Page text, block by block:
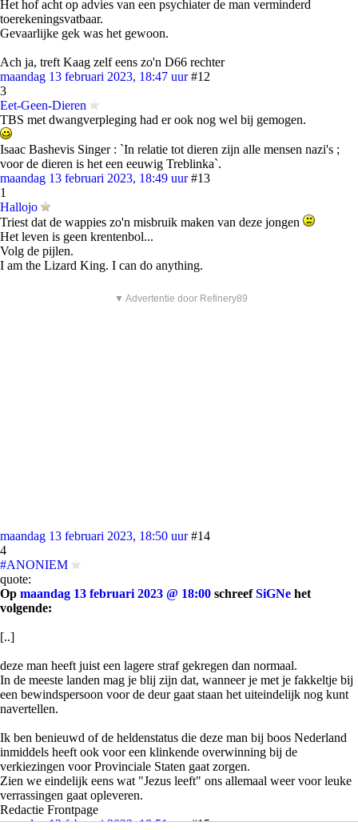
Het hof acht op advies van een psychiater de man verminderd
toerekeningsvatbaar.
Gevaarlijke gek was het gewoon.
Ach ja, treft Kaag zelf eens zo'n D66 rechter
maandag 13 februari 2023, 18:47 uur #12
3
Eet-Geen-Dieren
TBS met dwangverpleging had er ook nog wel bij gemogen.
Isaac Bashevis Singer : `In relatie tot dieren zijn alle mensen nazi's ;
voor de dieren is het een eeuwig Treblinka`.
maandag 13 februari 2023, 18:49 uur #13
1
Hallojo
Triest dat de wappies zo'n misbruik maken van deze jongen
Het leven is geen krentenbol...
Volg de pijlen.
I am the Lizard King. I can do anything.
▼ Advertentie door Refinery89
maandag 13 februari 2023, 18:50 uur #14
4
#ANONIEM
quote:
Op maandag 13 februari 2023 @ 18:00 schreefSiGNe het
volgende:
[..]
deze man heeft juist een lagere straf gekregen dan normaal.
In de meeste landen mag je blij zijn dat, wanneer je met je fakkeltje bij
een bewindspersoon voor de deur gaat staan het uiteindelijk nog kunt
navertellen.
Ik ben benieuwd of de heldenstatus die deze man bij boos Nederland
inmiddels heeft ook voor een klinkende overwinning bij de
verkiezingen voor Provinciale Staten gaat zorgen.
Zien we eindelijk eens wat "Jezus leeft" ons allemaal weer voor leuke
verrassingen gaat opleveren.
Redactie Frontpage
maandag 13 februari 2023, 18:51 uur #15